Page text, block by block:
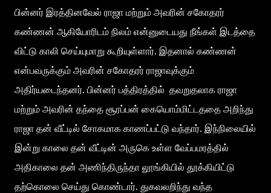
பின்னர் இரத்தினவேல் ராஜா மற்றும் அவரின் சகோதரர்
கண்ணன் ஆகியோரிடம் நிலம் என்னுடையது நீங்கள் இடத்தை
விட்டு காலி செய்யுமாறு கூறியுள்ளார். இதனால் கண்ணன்
என்பவருக்கும் அவரின் சகோதரர் ராஜாவுக்கும்
அதிர்யடைந்தனர். பின்னர் பத்திரத்தில் தவறுதலாக ராஜா
மற்றும் அவரின் தந்தை சூரப்பன் கையொம்மிட்டததை அறிந்து
ராஜா தன் வீட்டில் சோகமாக காணப்பட்டு வந்தார். இந்நிலையில்
இன்று காலை தன் வீட்டின் அருகெ உள்ள வேப்பமரத்தில்
அதிகாலை தன் அணிந்திருந்தா லூங்கியில் தூக்கியிட்டு
தற்கொலை செய்து கொண்டார். துகவலறிந்து வந்த